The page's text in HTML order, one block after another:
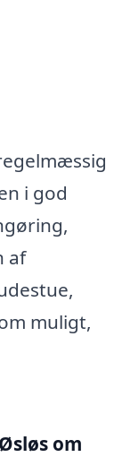
i god
af
muligt,
om